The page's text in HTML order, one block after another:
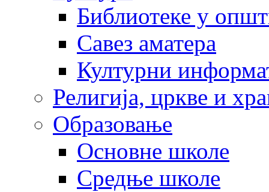
Библиотеке у
Савез аматера
Културни
Религија, цркве и
Образовање
Основне школе
Средње школе